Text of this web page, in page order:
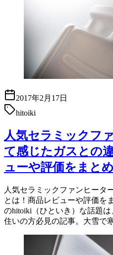
2017年2月17日
hitoiki
人気セラミックフ
て感じたガスとの
ューや評価をまと
人気セラミックファンヒータ
とは！商品レビューや評価を
のhitoiki（ひといき）な話題
住いの方必見の記事。大雪で